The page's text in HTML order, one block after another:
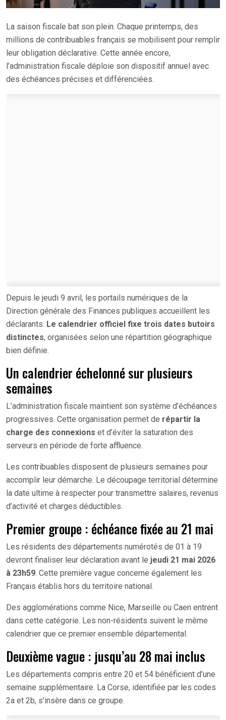
La saison fiscale bat son plein. Chaque printemps, des
millions de contribuables français se mobilisent pour remplir
leur obligation déclarative. Cette année encore,
l’administration fiscale déploie son dispositif annuel avec
des échéances précises et différenciées.
Depuis le jeudi 9 avril, les portails numériques de la
Direction générale des Finances publiques accueillent les
déclarants. Le calendrier officiel fixe trois dates butoirs
distinctes, organisées selon une répartition géographique
bien définie.
Un calendrier échelonné sur plusieurs
semaines
L’administration fiscale maintient son système d’échéances
progressives. Cette organisation permet de répartir la
charge des connexions et d’éviter la saturation des
serveurs en période de forte affluence.
Les contribuables disposent de plusieurs semaines pour
accomplir leur démarche. Le découpage territorial détermine
la date ultime à respecter pour transmettre salaires, revenus
d’activité et charges déductibles.
Premier groupe : échéance fixée au 21 mai
Les résidents des départements numérotés de 01 à 19
devront finaliser leur déclaration avant le jeudi 21 mai 2026
à 23h59. Cette première vague concerne également les
Français établis hors du territoire national.
Des agglomérations comme Nice, Marseille ou Caen entrent
dans cette catégorie. Les non-résidents suivent le même
calendrier que ce premier ensemble départemental.
Deuxième vague : jusqu’au 28 mai inclus
Les départements compris entre 20 et 54 bénéficient d’une
semaine supplémentaire. La Corse, identifiée par les codes
2a et 2b, s’insère dans ce groupe.